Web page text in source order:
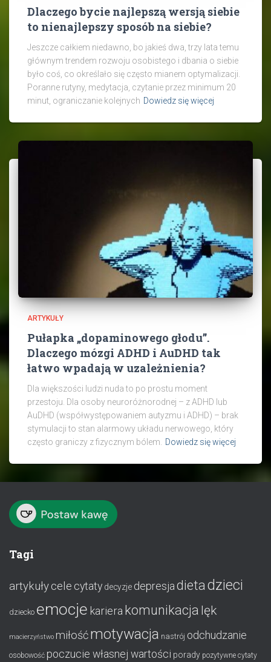
Dlaczego bycie najlepszą wersją siebie
to nienajlepszy sposób na siebie?
Jeszcze całkiem niedawno, bo jakieś dwa, trzy lata temu
głównym trendem rozwoju osobistego i dbania o siebie
było coś, co określało się często mianem optymalizacji.
Poranne rutyny, medytacja, czytanie przez minimum 20
minut, ograniczanie kolejnych Dowiedz się więcej
ARTYKUŁY
Pułapka „dopaminowego głodu”.
Dlaczego mózgi ADHD i AuDHD tak
łatwo wpadają w uzależnienia?
Dla większości ludzi nuda to po prostu moment
przestoju. Dla osoby neuroróżnorodnej – z ADHD lub
AuDHD (współwystępowaniem autyzmu i ADHD) – brak
stymulacji to stan alarmowy układu nerwowego, który
często graniczy z fizycznym bólem.
Dowiedz się więcej
Tagi
artykułycele cytaty decyzje depresja dietadzieci
dziecko emocje kariera komunikacja lęk
macierzyństwo miłośćmotywacja nastrój odchudzanie
osobowość poczucie własnej wartości porady pozytywne cytaty